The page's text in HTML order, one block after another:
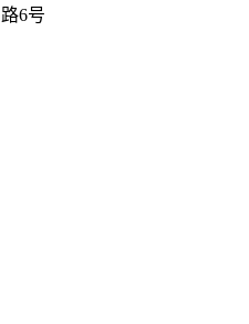
6号